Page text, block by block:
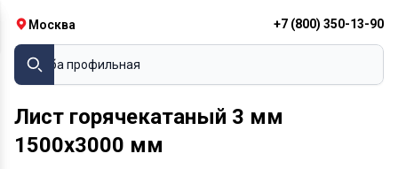
Москва +7 (800) 350-13-90
Труба профильная
Лист горячекатаный 3 мм
1500х3000 мм